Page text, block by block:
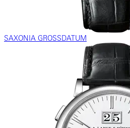
SAXONIA GROSSDATUM